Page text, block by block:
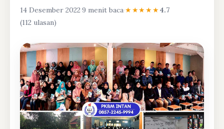
14 Desember 2022·9 menit baca·★★★★★4.7
(112 ulasan)